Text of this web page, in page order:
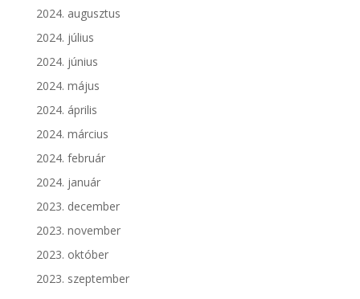
2024. augusztus
2024. július
2024. június
2024. május
2024. április
2024. március
2024. február
2024. január
2023. december
2023. november
2023. október
2023. szeptember